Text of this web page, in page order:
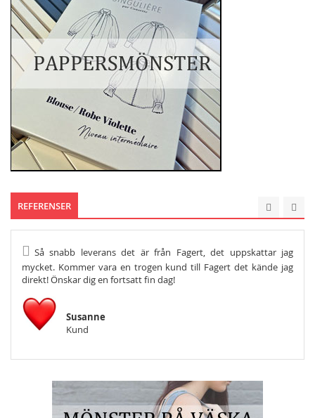
REFERENSER
Så snabb leverans det är från Fagert, det uppskattar jag
mycket. Kommer vara en trogen kund till Fagert det kände jag
direkt! Önskar dig en fortsatt fin dag!
Susanne
Kund